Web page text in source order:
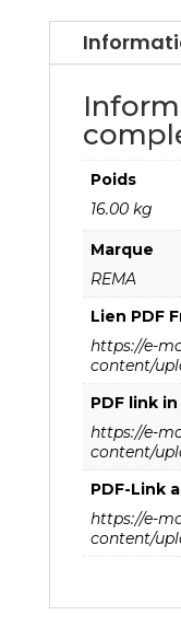
Poids
16.00 kg
Marque
REMA
Lien PDF
https://e-
content/
PDF link
https://e-
content/
PDF-Link
https://e-
content/